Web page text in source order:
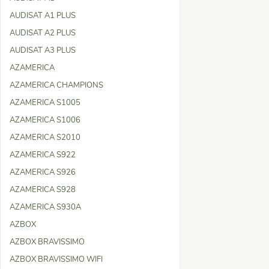
AUDISAT A1 PLUS
AUDISAT A2 PLUS
AUDISAT A3 PLUS
AZAMERICA
AZAMERICA CHAMPIONS
AZAMERICA S1005
AZAMERICA S1006
AZAMERICA S2010
AZAMERICA S922
AZAMERICA S926
AZAMERICA S928
AZAMERICA S930A
AZBOX
AZBOX BRAVISSIMO
AZBOX BRAVISSIMO WIFI